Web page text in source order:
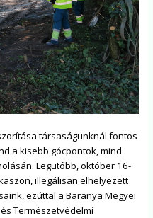
társaságunknál fontos
a kisebb gócpontok, mind
Legutóbb, október 16-
illegálisan elhelyezett
ezúttal a Baranya Megyei
Természetvédelmi